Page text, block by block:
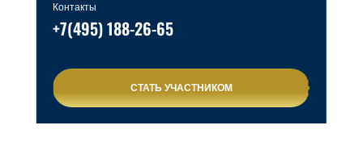
Контакты
+7(495) 188-26-65
СТАТЬ УЧАСТНИКОМ